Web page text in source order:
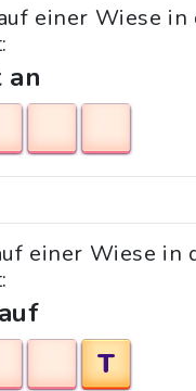
einer Wiese in
an
einer Wiese in
T